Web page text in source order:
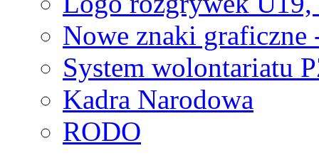
Nowe znaki graficzne
System wolontariatu
Kadra Narodowa
RODO